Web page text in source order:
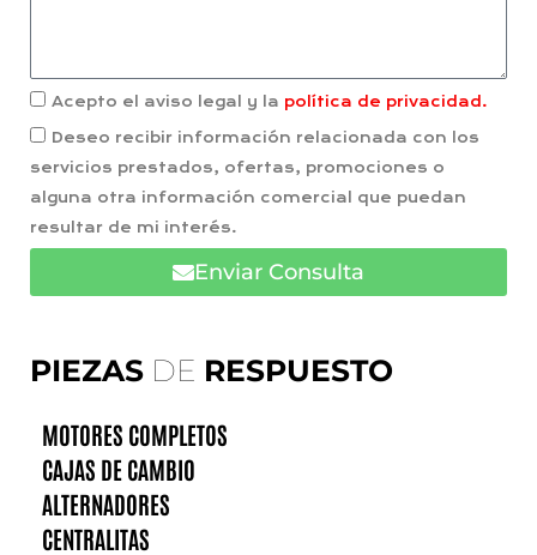
PIEZAS DE RESPUESTO
MOTORES COMPLETOS
CAJAS DE CAMBIO
ALTERNADORES
CENTRALITAS
Acepto el aviso legal y la política de privacidad.
Deseo recibir información relacionada con los
servicios prestados, ofertas, promociones o
alguna otra información comercial que puedan
resultar de mi interés.
Enviar Consulta